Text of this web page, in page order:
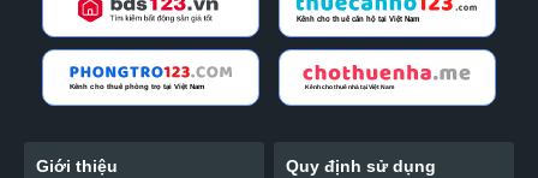
Giới thiệu Quy định sử dụng